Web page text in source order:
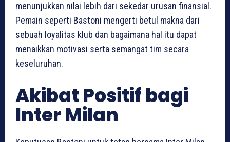
menunjukkan nilai lebih dari sekedar urusan finansial.
Pemain seperti Bastoni mengerti betul makna dari
sebuah loyalitas klub dan bagaimana hal itu dapat
menaikkan motivasi serta semangat tim secara
keseluruhan.
Akibat Positif bagi
Inter Milan